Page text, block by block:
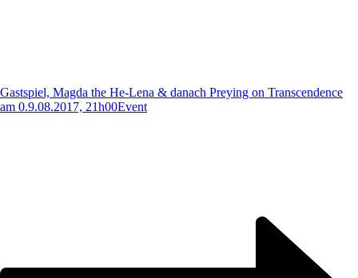
Gastspiel, Magda the He-Lena & danach Preying on Transcendence
am 0.9.08.2017, 21h00Event